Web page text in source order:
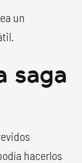
un
saga
hacerlos